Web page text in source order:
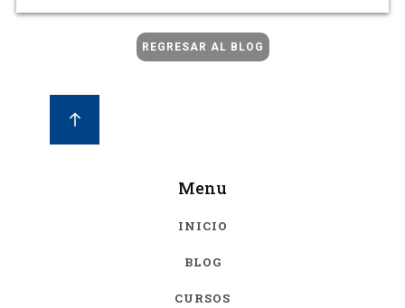
REGRESAR AL BLOG
Menu
INICIO
BLOG
CURSOS